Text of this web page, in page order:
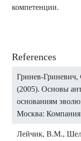
компетенции.
References
Гринев-
(2005). Основы
основаниям
Москва:
Лейчик, В.М.,